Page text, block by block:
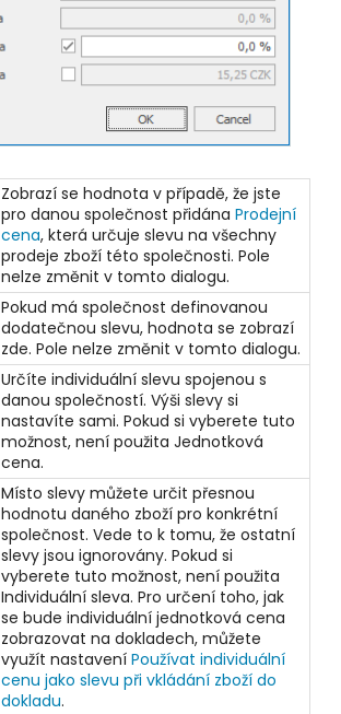
Zobrazí se hodnota v případě, že jste
pro danou společnost přidánaProdejní
cena, která určuje slevu na všechny
prodeje zboží této společnosti. Pole
nelze změnit v tomto dialogu.
Pokud má společnost definovanou
dodatečnou slevu, hodnota se zobrazí
zde. Pole nelze změnit v tomto dialogu.
Určíte individuální slevu spojenou s
danou společností. Výši slevy si
nastavíte sami. Pokud si vyberete tuto
možnost, není použita Jednotková
cena.
Místo slevy můžete určit přesnou
hodnotu daného zboží pro konkrétní
společnost. Vede to k tomu, že ostatní
slevy jsou ignorovány. Pokud si
vyberete tuto možnost, není použita
Individuální sleva. Pro určení toho, jak
se bude individuální jednotková cena
zobrazovat na dokladech, můžete
využít nastaveníPoužívat individuální
cenu jako slevu při vkládání zboží do
dokladu.